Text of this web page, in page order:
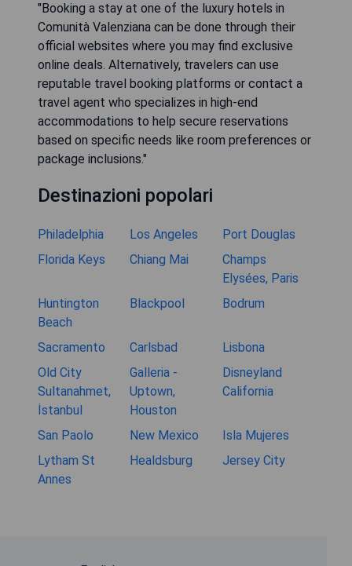
"Booking a stay at one of the luxury hotels in
Comunità Valenziana can be done through their
official websites where you may find exclusive
online deals. Alternatively, travelers can use
reputable travel booking platforms or contact a
travel agent who specializes in high-end
accommodations to help secure reservations
based on specific needs like room preferences or
package inclusions."
Destinazioni popolari
Philadelphia Los Angeles
Port Douglas
Florida Keys
Chiang Mai
Champs
Elysées, Paris
Huntington
Beach
Blackpool Bodrum
Sacramento Carlsbad
Lisbona
Old City
Sultanahmet,
İstanbul
Galleria -
Uptown,
Houston
Disneyland
California
San Paolo New Mexico
Isla Mujeres
Lytham St
Annes
Healdsburg Jersey City